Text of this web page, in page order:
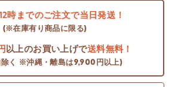
時までのご注文で当日発送！
(※在庫有り商品に限る)
以上のお買い上げで送料無料！
く ※沖縄・離島は9,900円以上)